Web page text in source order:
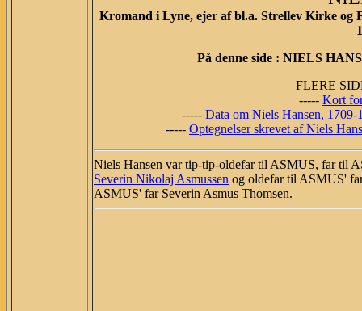
Kromand i Lyne, ejer af bl.a. Strellev Kirke
På denne side : NIELS
FLERE
----- Kort
----- Data om Niels Hansen, 1709-
----- Optegnelser skrevet af Niels
Niels Hansen var tip-tip-oldefar til ASMUS, far til
Severin Nikolaj Asmussen og oldefar til ASMUS'
ASMUS' far Severin Asmus Thomsen.